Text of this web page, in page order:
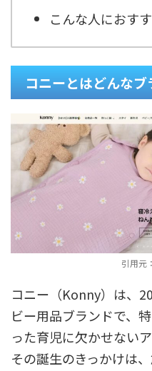
こんな人におす
コニーとはどんなブ
引用元
コニー（Konny）は、
ビー用品ブランドで、
った育児に欠かせない
その誕生のきっかけは